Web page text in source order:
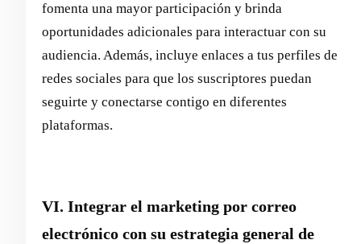
fomenta una mayor participación y brinda
oportunidades adicionales para interactuar con su
audiencia. Además, incluye enlaces a tus perfiles de
redes sociales para que los suscriptores puedan
seguirte y conectarse contigo en diferentes
plataformas.
VI. Integrar el marketing por correo
electrónico con su estrategia general de